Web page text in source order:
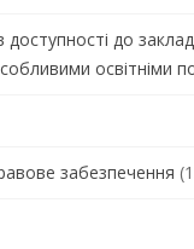
доступності до
освітніми
забезпечення